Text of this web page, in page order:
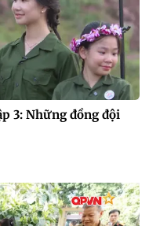
3: Những đồng đội